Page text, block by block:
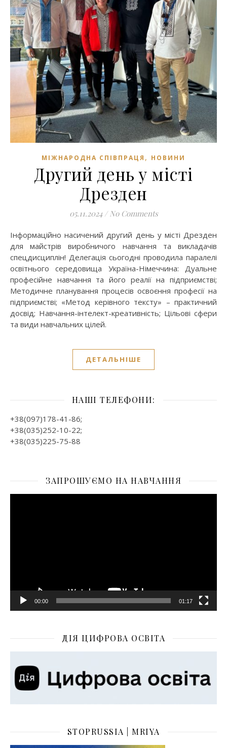
МІЖНАРОДНА СПІВПРАЦЯ , НОВИНИ
Другий день у місті
Дрезден
05.11.2024 / No Comments
Інформаційно насичений другий день у місті Дрезден
для майстрів виробничого навчання та викладачів
спецдисциплін! Делегація сьогодні проводила паралелі
освітнього середовища Україна-Німеччина: Дуальне
професійне навчання та його реалії на підприємстві;
Методичне планування процесів освоєння професії на
підприємстві; «Метод керівного тексту» – практичний
досвід; Навчання-інтелект-креативність; Цільові сфери
та види навчальних цілей.
ДЕТАЛЬНІШЕ
НАШІ ТЕЛЕФОНИ:
+38(097)178-41-86;
+38(035)252-10-22;
+38(035)225-75-88
ЗАПРОШУЄМО НА НАВЧАННЯ
00:00 01:17
ДІЯ ЦИФРОВА ОСВІТА
STOPRUSSIA | MRIYA